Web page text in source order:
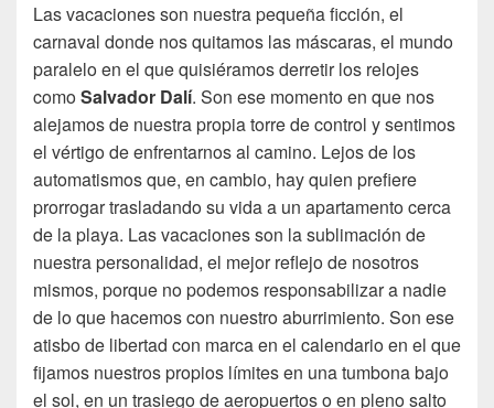
Las vacaciones son nuestra pequeña ficción, el
carnaval donde nos quitamos las máscaras, el mundo
paralelo en el que quisiéramos derretir los relojes
comoSalvador Dalí. Son ese momento en que nos
alejamos de nuestra propia torre de control y sentimos
el vértigo de enfrentarnos al camino. Lejos de los
automatismos que, en cambio, hay quien prefiere
prorrogar trasladando su vida a un apartamento cerca
de la playa. Las vacaciones son la sublimación de
nuestra personalidad, el mejor reflejo de nosotros
mismos, porque no podemos responsabilizar a nadie
de lo que hacemos con nuestro aburrimiento. Son ese
atisbo de libertad con marca en el calendario en el que
fijamos nuestros propios límites en una tumbona bajo
el sol, en un trasiego de aeropuertos o en pleno salto